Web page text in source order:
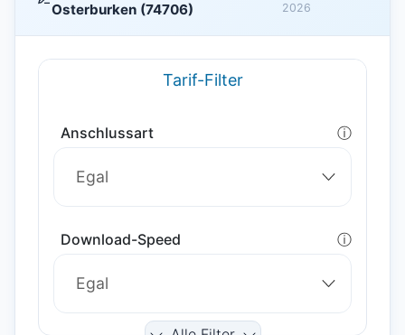
Osterburken (74706)
2026